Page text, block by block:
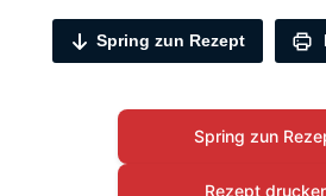
Spring zun Rezept
Spring zun
Rezept